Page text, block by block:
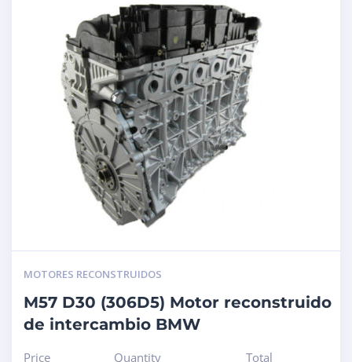
MOTORES RECONSTRUIDOS
M57 D30 (306D5) Motor reconstruido
de intercambio BMW
Price
Quantity
Total